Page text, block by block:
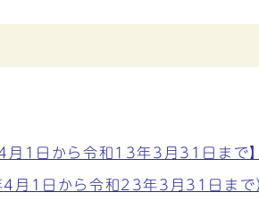
月1日から令和13年3月31日まで
4月1日から令和23年3月31日まで